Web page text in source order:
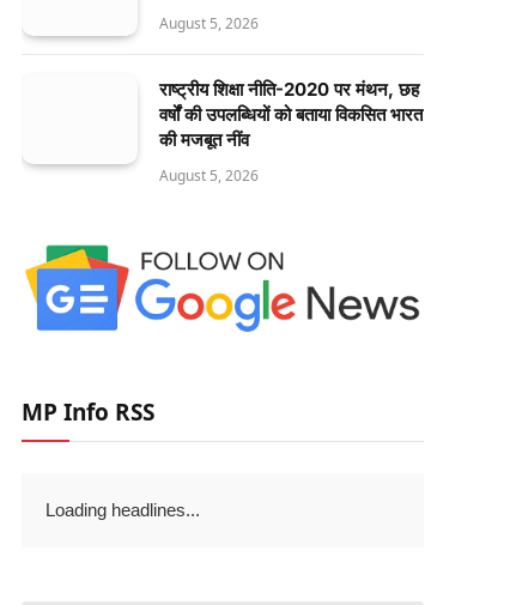
August 5, 2026
राष्ट्रीय शिक्षा नीति-2020 पर मंथन, छह
वर्षों की उपलब्धियों को बताया विकसित भारत
की मजबूत नींव
August 5, 2026
MP Info RSS
Loading headlines...